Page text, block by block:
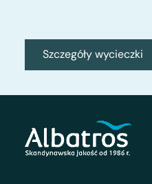
Szczegóły wycieczki